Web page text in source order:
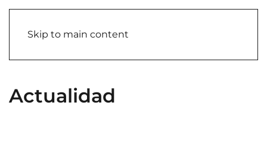
Skip to main content
Actualidad